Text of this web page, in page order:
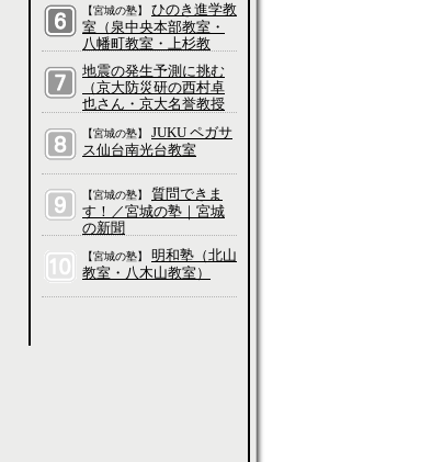
【宮城の塾】
ひのき進学教
室（泉中央本部教室・
八幡町教室・上杉教
室・五橋教室・長町教
室・愛子教室・吉成教
室・大和町教室、他）
地震の発生予測に挑む
（京大防災研の西村卓
也さん・京大名誉教授
く）／科学って、そも
そもなんだろう？
【宮城の塾】
JUKU ペガサ
ス仙台南光台教室
【宮城の塾】
質問できま
す！／宮城の塾｜宮城
の新聞
【宮城の塾】
明和塾（北山
教室・八木山教室）